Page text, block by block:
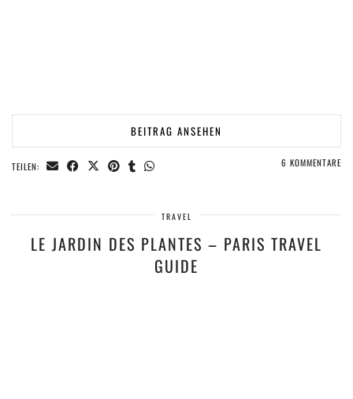
BEITRAG ANSEHEN
TEILEN: 6 KOMMENTARE
TRAVEL
LE JARDIN DES PLANTES – PARIS TRAVEL
GUIDE